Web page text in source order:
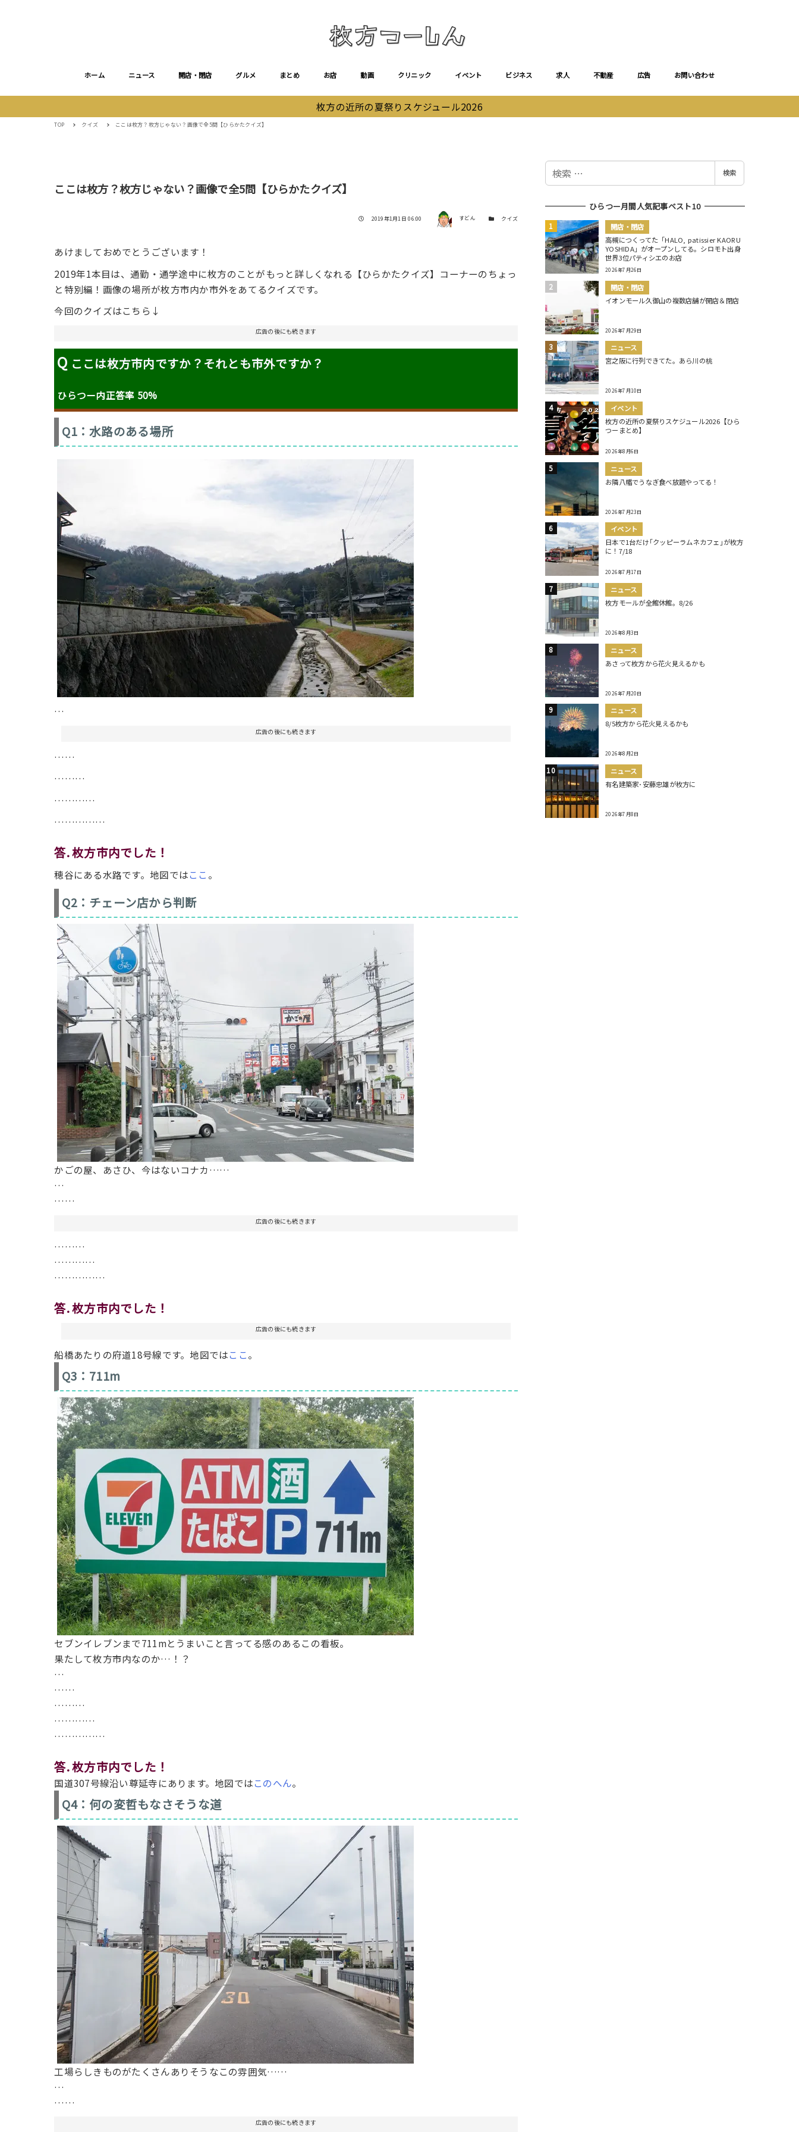
ホーム ニュース 開店・閉店 グルメ まとめ お店 動画 クリニック イベント ビジネス 求人 不動産 広告 お問い合わせ
枚方の近所の夏祭りスケジュール2026
TOP クイズ ここは枚方？枚方じゃない？画像で全5問【ひらかたクイズ】
ここは枚方？枚方じゃない？画像で全5問【ひらかたクイズ】
投稿日
2019年1月1日 06:00 著者 すどん カテゴリー
クイズ
あけましておめでとうございます！
2019年1本目は、通勤・通学途中に枚方のことがもっと詳しくなれる【ひらかたクイズ】コーナーのちょっ
と特別編！画像の場所が枚方市内か市外をあてるクイズです。
今回のクイズはこちら↓
広告の後にも続きます
Q ここは枚方市内ですか？それとも市外ですか？
ひらつー内正答率 50%
Q1：水路のある場所
…
広告の後にも続きます
……
………
…………
……………
答. 枚方市内でした！
穂谷にある水路です。地図ではここ 。
Q2：チェーン店から判断
かごの屋、あさひ、今はないコナカ……
…
……
広告の後にも続きます
………
…………
……………
答. 枚方市内でした！
広告の後にも続きます
船橋あたりの府道18号線です。地図ではここ。
Q3：711m
セブンイレブンまで711mとうまいこと言ってる感のあるこの看板。
果たして枚方市内なのか…！？
…
……
………
…………
……………
答. 枚方市内でした！
国道307号線沿い尊延寺にあります。地図ではこのへん。
Q4：何の変哲もなさそうな道
工場らしきものがたくさんありそうなこの雰囲気……
…
……
広告の後にも続きます
検
検索
ひらつー月間人気記事ベスト10
開店・閉店
高槻につくってた「HALO, patissier KAORU
YOSHIDA」がオープンしてる。シロモト出身
世界3位パティシエのお店
2026年7月26日
開店・閉店
イオンモール久御山の複数店舗が開店＆閉店
2026年7月29日
ニュース
宮之阪に行列できてた。あら川の桃
2026年7月10日
イベント
枚方の近所の夏祭りスケジュール2026【ひら
つーまとめ】
2026年8月6日
ニュース
お隣八幡でうなぎ食べ放題やってる！
2026年7月23日
イベント
日本で1台だけ｢クッピーラムネカフェ｣が枚方
に！7/18
2026年7月17日
ニュース
枚方モールが全館休館。8/26
2026年8月3日
ニュース
あさって枚方から花火見えるかも
2026年7月20日
ニュース
8/5枚方から花火見えるかも
2026年8月2日
ニュース
有名建築家･安藤忠雄が枚方に
2026年7月8日